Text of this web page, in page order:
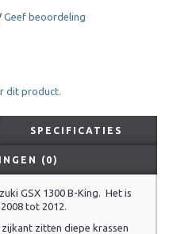
Geef beoordeling
dit product.
SPECIFICATIES
(0)
GSX 1300 B-King. Het is
tot 2012.
zitten diepe krassen